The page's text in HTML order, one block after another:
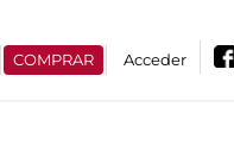
COMPRAR Acceder